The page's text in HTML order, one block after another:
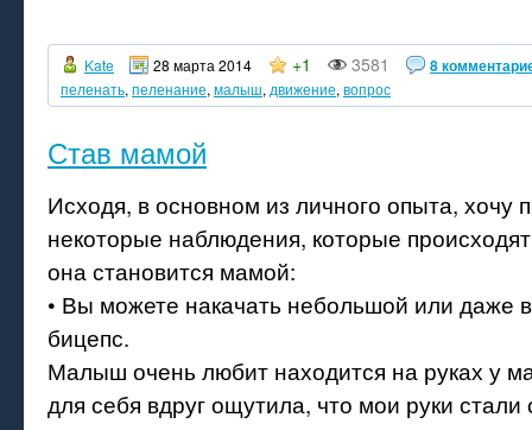
Kate 28 марта 2014 +1 3581 8
пеленать, пеленание, малыш, движение, вопрос
Став мамой
Исходя, в основном из личного опыта, хочу
некоторые наблюдения, которые
она становится мамой:
• Вы можете накачать небольшой или даже
бицепс.
Малыш очень любит находится на руках у
для себя вдруг ощутила, что мои руки стали